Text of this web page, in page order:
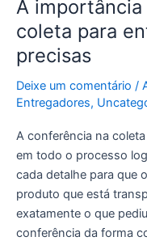
A
coleta para
precisas
Deixe um comentário /
Entregadores,
A conferência na
em todo o processo
cada detalhe para que
produto que está
exatamente o que
conferência da forma